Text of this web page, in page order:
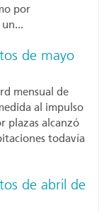
por
de mayo
mensual de
al impulso
plazas alcanzó
todavía
de abril de